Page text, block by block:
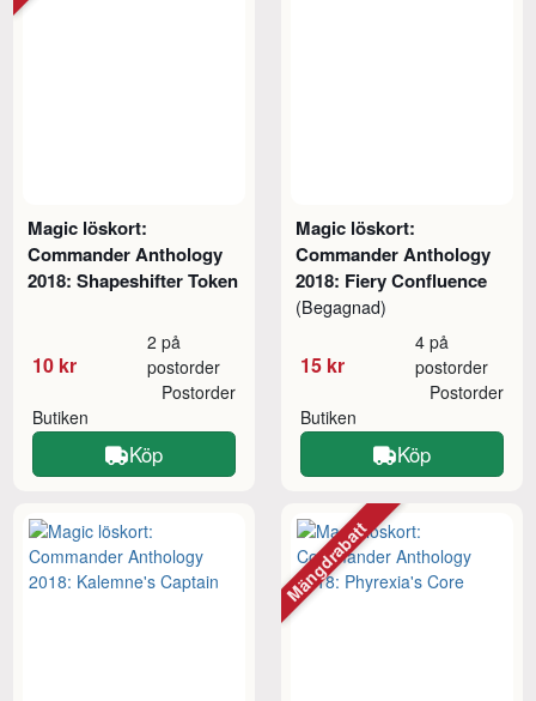
Magic löskort:
Commander Anthology
2018: Shapeshifter Token
10 kr
2 på
postorder
Butiken
Postorder
Köp
Magic löskort:
Commander Anthology
2018: Fiery Confluence
(Begagnad)
15 kr
4 på
postorder
Butiken
Postorder
Köp
Mängdrabatt